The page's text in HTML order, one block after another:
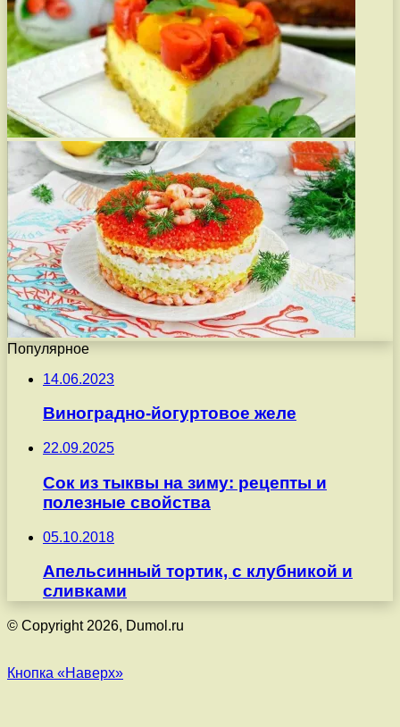
Популярное
14.06.2023
Виноградно-йогуртовое желе
22.09.2025
Сок из тыквы на зиму: рецепты и
полезные свойства
05.10.2018
Апельсинный тортик, с клубникой и
сливками
© Copyright 2026, Dumol.ru
Кнопка «Наверх»